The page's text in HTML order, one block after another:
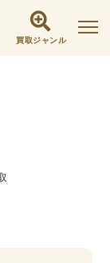
買取ジャンル
理学